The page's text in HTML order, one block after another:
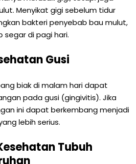
Menyikat gigi sebelum tidur
bakteri penyebab bau mulut,
di pagi hari.
Gusi
biak di malam hari dapat
pada gusi (gingivitis). Jika
ini dapat berkembang menjadi
lebih serius.
Tubuh